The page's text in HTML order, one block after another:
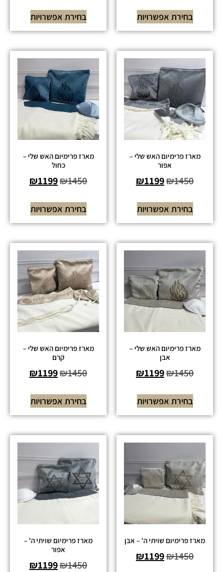
בחירת אפשרויות בחירת אפשרויות
מארז פרימיום האש שלי –
אפור
₪1450
₪1199
בחירת אפשרויות
מארז פרימיום האש שלי –
כחול
₪1450
₪1199
בחירת אפשרויות
מארז פרימיום האש שלי –
אבן
₪1450
₪1199
בחירת אפשרויות
מארז פרימיום האש שלי –
קרם
₪1450
₪1199
בחירת אפשרויות
מארז פרימיום שויתי ה' – אבן
₪1450
₪1199
מארז פרימיום שויתי ה' –
אפור
₪1450
₪1199